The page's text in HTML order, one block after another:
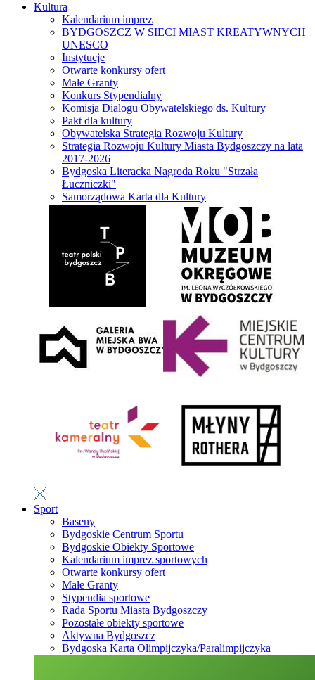
Kultura
Kalendarium imprez
BYDGOSZCZ W SIECI MIAST KREATYWNYCH
UNESCO
Instytucje
Otwarte konkursy ofert
Małe Granty
Konkurs Stypendialny
Komisja Dialogu Obywatelskiego ds. Kultury
Pakt dla kultury
Obywatelska Strategia Rozwoju Kultury
Strategia Rozwoju Kultury Miasta Bydgoszczy na lata
2017-2026
Bydgoska Literacka Nagroda Roku "Strzała
Łuczniczki"
Samorządowa Karta dla Kultury
Sport
Baseny
Bydgoskie Centrum Sportu
Bydgoskie Obiekty Sportowe
Kalendarium imprez sportowych
Otwarte konkursy ofert
Małe Granty
Stypendia sportowe
Rada Sportu Miasta Bydgoszczy
Pozostałe obiekty sportowe
Aktywna Bydgoszcz
Bydgoska Karta Olimpijczyka/Paralimpijczyka